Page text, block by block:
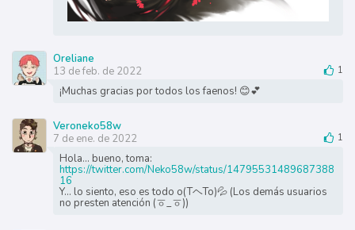
Oreliane
13 de feb. de 2022
1
¡Muchas gracias por todos los faenos! 😊💕
Veroneko58w
7 de ene. de 2022
1
Hola... bueno, toma:
https://twitter.com/Neko58w/status/14795531489687388
16
Y... lo siento, eso es todo o(TヘTo)💦 (Los demás usuarios
no presten atención (ㆆ_ㆆ))